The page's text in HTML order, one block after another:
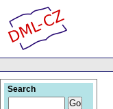
Search